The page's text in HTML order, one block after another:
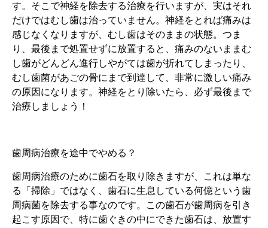
す。そこで神経を除去する治療を行いますが、実はそれ
だけではむし歯は治っていません。神経をとれば痛みは
感じなくなりますが、むし歯はそのままの状態。つま
り、最後まで処置せずに放置すると、痛みのないままむ
し歯がどんどん進行しやがては歯が折れてしまったり、
むし歯菌があごの骨にまで到達して、非常に激しい痛み
の原因になります。神経をとり除いたら、必ず最後まで
治療しましょう！
歯周病治療を途中でやめる？
歯周病治療のために歯石を取り除きますが、これは単な
る「掃除」ではなく、歯石に生息している何億という歯
周病菌を除去する事なのです。この歯石が歯周病を引き
起こす原因で、特に歯ぐきの中にできた歯石は、放置す